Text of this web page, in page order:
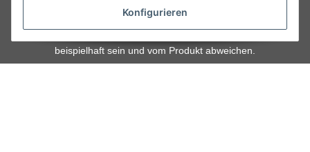
Konfigurieren
Angaben vorbehalten. Wenn Sie Datenblätter oder spezielle
technische Eigenschaften benötigen, wenden Sie sich bitte an
beispielhaft sein und vom Produkt abweichen.